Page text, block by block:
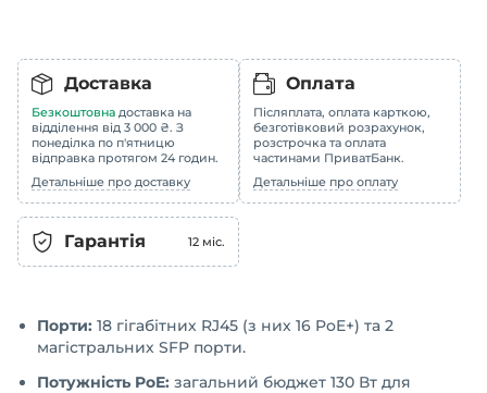
Доставка
Безкоштовна доставка на
відділення від 3 000 ₴. З
понеділка по п'ятницю
відправка протягом 24 годин.
Детальніше про доставку
Оплата
Післяплата, оплата карткою,
безготівковий розрахунок,
розстрочка та оплата
частинами ПриватБанк.
Детальніше про оплату
Гарантія 12 міс.
Порти: 18 гігабітних RJ45 (з них 16 PoE+) та 2
магістральних SFP порти.
Потужність PoE: загальний бюджет 130 Вт для